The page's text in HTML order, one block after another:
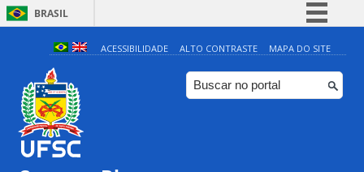
BRASIL
Simplifique!
Comunica BR
Participe
ACESSIBILIDADE ALTO CONTRASTE MAPA DO SITE